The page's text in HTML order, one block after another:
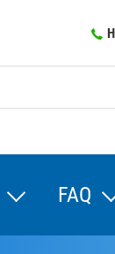
FAQ